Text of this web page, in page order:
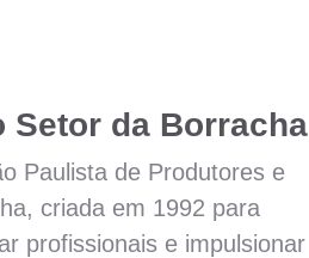
Setor da Borracha
Paulista de Produtores e
criada em 1992 para
profissionais e impulsionar